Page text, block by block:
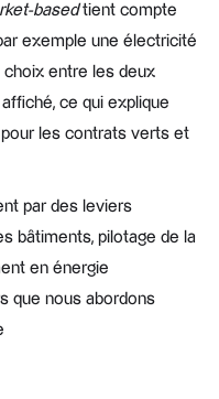
basedtient compte
exemple une électricité
choix entre les deux
ce qui explique
les contrats verts et
par des leviers
bâtiments, pilotage de la
en énergie
que nous abordons